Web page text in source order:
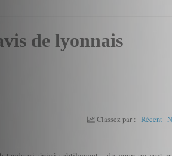
de lyonnais
Classez par : Récent